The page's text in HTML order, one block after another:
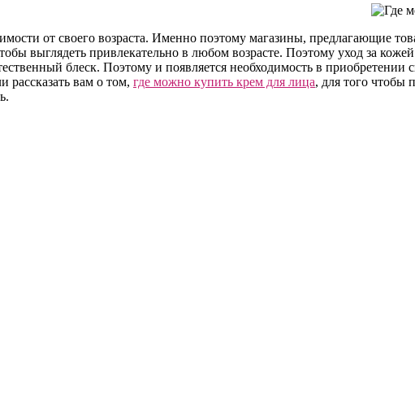
от своего возраста. Именно поэтому магазины, предлагающие
выглядеть привлекательно в любом возрасте. Поэтому уход за
блеск. Поэтому и появляется необходимость в приобретении
вам о том, где можно купить крем для лица, для того чтобы